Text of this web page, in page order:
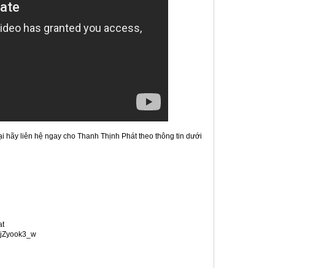
liên hệ ngay cho Thanh Thịnh Phát theo thông tin dưới